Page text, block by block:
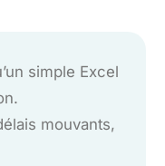
simple Excel
mouvants,